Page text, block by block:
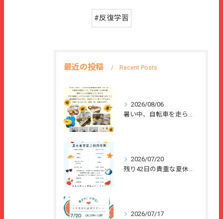
#反復学習
最近の投稿 Recent Posts
2026/08/06
暑い中、自転車を走らせて、または、ご家族のご協力のもと、夏休...
2026/07/20
残り42日の貴重な夏休みを、
2026/07/17